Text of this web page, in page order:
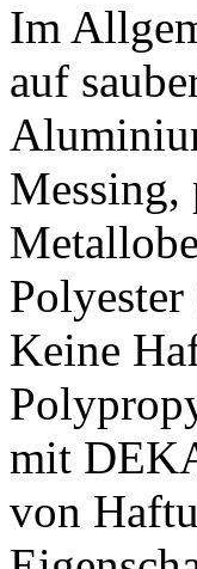
Im
auf
Messing,
Keine
mit
von